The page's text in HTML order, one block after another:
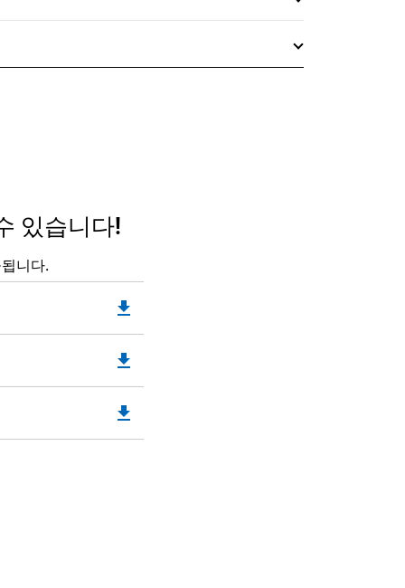
있습니다!
니다.
a
file_download
a
file_download
file_download